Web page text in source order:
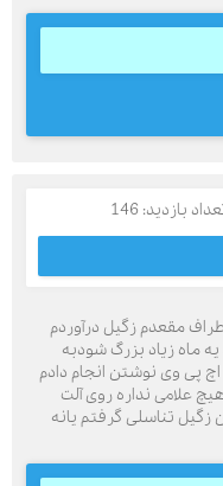
بازدید: 146
مقعدم زگیل درآوردم
ماه زیاد بزرگ شودبه
پی وی نوشتن انجام دادم
علامی نداره روی آلت
تناسلی گرفتم یانه